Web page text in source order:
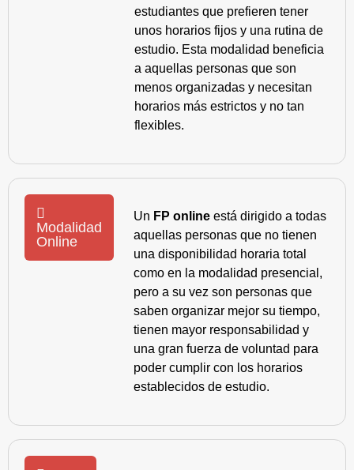
estudiantes que prefieren tener
unos horarios fijos y una rutina de
estudio. Esta modalidad beneficia
a aquellas personas que son
menos organizadas y necesitan
horarios más estrictos y no tan
flexibles.
Modalidad
Online
Un FP online está dirigido a todas
aquellas personas que no tienen
una disponibilidad horaria total
como en la modalidad presencial,
pero a su vez son personas que
saben organizar mejor su tiempo,
tienen mayor responsabilidad y
una gran fuerza de voluntad para
poder cumplir con los horarios
establecidos de estudio.